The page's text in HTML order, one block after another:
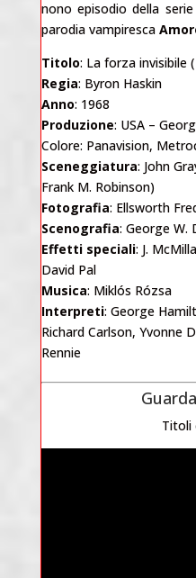
nono episodio della
parodia vampiresca
Titolo: La forza invisibile (
Regia: Byron Haskin
Anno: 1968
Produzione: USA –
Colore: Panavision,
Sceneggiatura: John
Frank M. Robinson)
Fotografia: Ellsworth
Scenografia: George W.
Effetti speciali: J.
David Pal
Musica: Miklós Rózsa
Interpreti: George
Richard Carlson, Yvonne
Rennie
Titoli